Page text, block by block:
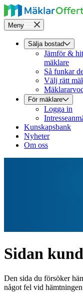
Meny
Sälja bostad
Jämför &
mäklare
Så funkar
Välj rätt
För mäklare
Logga in
Kunskapsbank
Nyheter
Om oss
Sidan
Den sida du försöker
något fel vid